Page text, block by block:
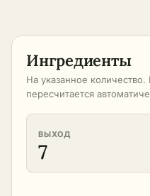
Ингредиенты
На указанное
пересчитается
ВЫХОД
7